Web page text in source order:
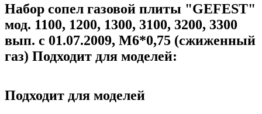
Набор сопел газовой плиты "GEFEST"
мод. 1100, 1200, 1300, 3100, 3200, 3300
вып. с 01.07.2009, М6*0,75 (сжиженный
газ) Подходит для моделей:
Подходит для моделей